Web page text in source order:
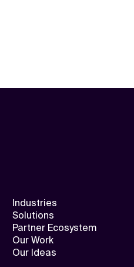
Industries
Solutions
Partner Ecosystem
Our Work
Our Ideas